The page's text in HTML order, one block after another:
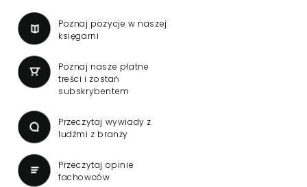
Wniosek o przedłużenie
koncesji dla TVN 24 BiS
wpłynął do KRRiT
i Telewizji o przedłużenie koncesji kablowo-
satelitarnej dla telewizji TVN 24 BiS –